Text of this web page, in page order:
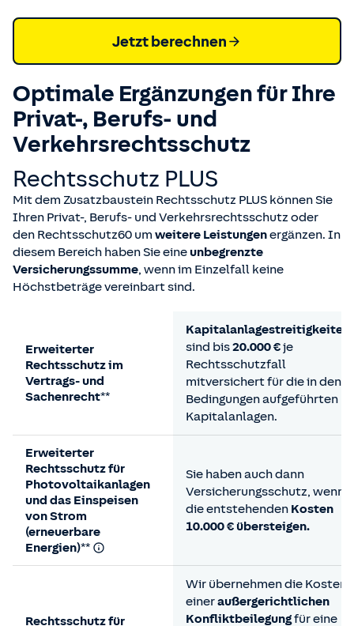
Jetzt berechnen
Optimale Ergänzungen für Ihre
Privat-, Berufs- und
Verkehrsrechts­schutz
Rechtsschutz PLUS
Mit dem Zusatzbaustein Rechtsschutz PLUS können Sie
Ihren Privat-, Berufs- und Verkehrsrechtsschutz oder
den Rechtsschutz60 um weitere Leistungenergänzen. In
diesem Bereich haben Sie eineunbegrenzte
Versicherungssumme, wenn im Einzelfall keine
Höchstbeträge vereinbart sind.
Erweiterter
Rechtsschutz im
Vertrags- und
Sachenrecht**
Kapitalanlagestreitigkeiten
sind bis20.000 €je
Rechtsschutzfall
mitversichert für die in den
Bedingungen aufgeführten
Kapitalanlagen.
Erweiterter
Rechtsschutz für
Photovoltaikanlagen
und das Einspeisen
von Strom
(erneuerbare
Energien)**
Sie haben auch dann
Versicherungsschutz, wenn
die entstehenden Kosten
10.000 € übersteigen.
Rechtsschutz für
Wir übernehmen die Kosten
eineraußergerichtlichen
Konfliktbeilegungfür eine